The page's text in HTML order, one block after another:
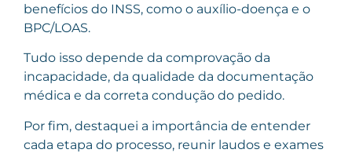
benefícios do INSS, como o auxílio-doença e o
BPC/LOAS.
Tudo isso depende da comprovação da
incapacidade, da qualidade da documentação
médica e da correta condução do pedido.
Por fim, destaquei a importância de entender
cada etapa do processo, reunir laudos e exames